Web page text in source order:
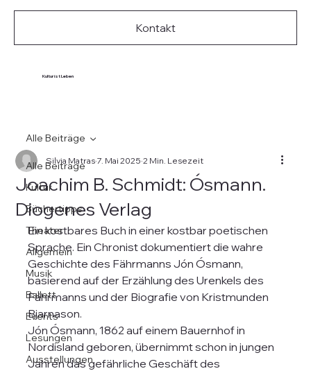
Kultur ist Leben
Kontakt
Alle Beiträge
Kultur
Büchertipps
Theater
Allgemein
Musik
Ballett
Events
Lesungen
Ausstellungen
Alle Beiträge
Joachim B. Schmidt: Ósmann.
Diogenes Verlag
Silvia Matras 7. Mai 2025 2 Min. Lesezeit
Ein kostbares Buch in einer kostbar poetischen
Sprache. Ein Chronist dokumentiert die wahre
Geschichte des Fährmanns Jón Ósmann,
basierend auf der Erzählung des Urenkels des
Fährmanns und der Biografie von Kristmunden
Bjarnason.
Jón Ósmann, 1862 auf einem Bauernhof in
Nordisland geboren, übernimmt schon in jungen
Jahren das gefährliche Geschäft des